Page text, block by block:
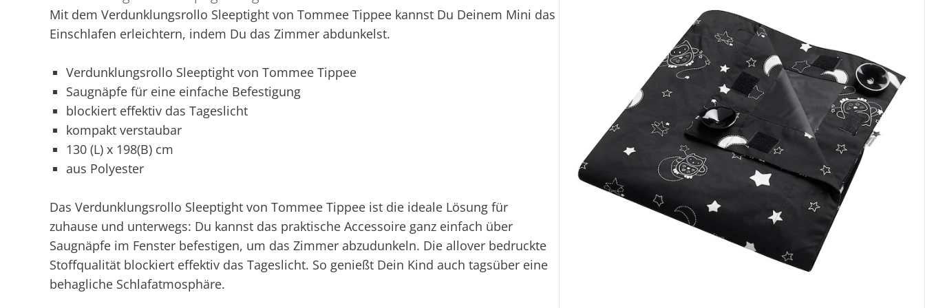
Mit dem Verdunklungsrollo Sleeptight von Tommee Tippee kannst Du Deinem Mini das
Einschlafen erleichtern, indem Du das Zimmer abdunkelst.
Verdunklungsrollo Sleeptight von Tommee Tippee
Saugnäpfe für eine einfache Befestigung
blockiert effektiv das Tageslicht
kompakt verstaubar
130 (L) x 198(B) cm
aus Polyester
Das Verdunklungsrollo Sleeptight von Tommee Tippee ist die ideale Lösung für
zuhause und unterwegs: Du kannst das praktische Accessoire ganz einfach über
Saugnäpfe im Fenster befestigen, um das Zimmer abzudunkeln. Die allover bedruckte
Stoffqualität blockiert effektiv das Tageslicht. So genießt Dein Kind auch tagsüber eine
behagliche Schlafatmosphäre.